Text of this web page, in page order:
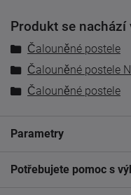
Produkt se
Čalouněné postele
Čalouněné postele
Čalouněné postele
Parametry
Potřebujete pomoc s